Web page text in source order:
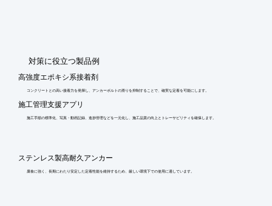
​対策に役立つ製品例
高強度エポキシ系接着剤
コンクリートとの高い接着力を発揮し、アンカーボルトの滑りを抑制することで、確実な定着を可能にします。
施工管理支援アプリ
施工手順の標準化、写真・動画記録、進捗管理などを一元化し、施工品質の向上とトレーサビリティを確保します。
ステンレス製高耐久アンカー
腐食に強く、長期にわたり安定した定着性能を維持するため、厳しい環境下での使用に適しています。